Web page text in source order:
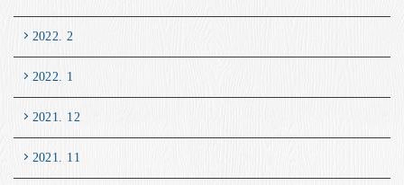
2022. 2
2022. 1
2021. 12
2021. 11